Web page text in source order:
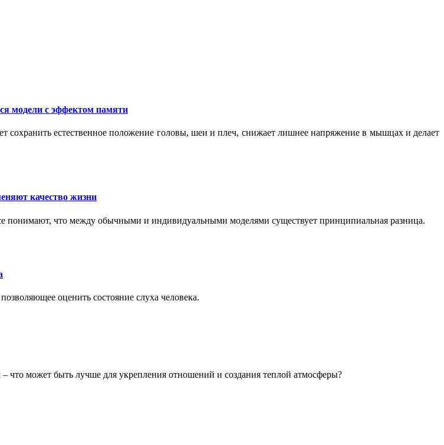
модели с эффектом памяти
сохранить естественное положение головы, шеи и плеч, снижает лишнее напряжение в мышцах и делает
качество жизни
что между обычными и индивидуальными моделями существует принципиальная разница.
оценить состояние слуха человека.
может быть лучше для укрепления отношений и создания теплой атмосферы?